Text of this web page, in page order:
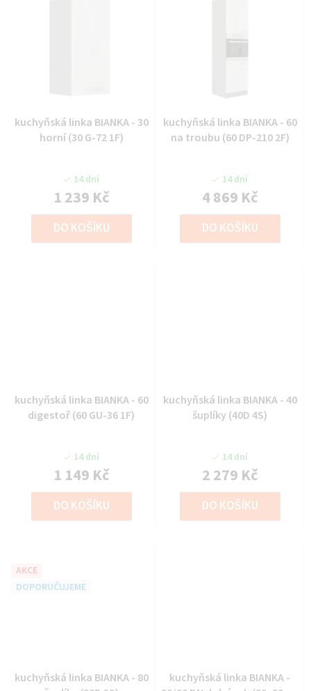
kuchyňská linka BIANKA - 30
horní (30 G-72 1F)
14 dní
1 239 Kč
DO KOŠÍKU
kuchyňská linka BIANKA - 60
na troubu (60 DP-210 2F)
14 dní
4 869 Kč
DO KOŠÍKU
kuchyňská linka BIANKA - 60
digestoř (60 GU-36 1F)
14 dní
1 149 Kč
DO KOŠÍKU
kuchyňská linka BIANKA - 40
šuplíky (40D 4S)
14 dní
2 279 Kč
DO KOŠÍKU
AKCE
DOPORUČUJEME
kuchyňská linka BIANKA - 80
kuchyňská linka BIANKA -